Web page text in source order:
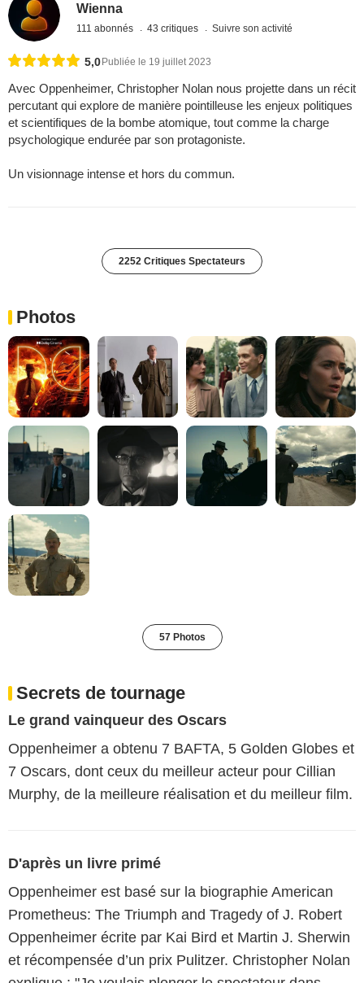
Wienna
111 abonnés 43 critiques Suivre son activité
5,0 Publiée le 19 juillet 2023
Avec Oppenheimer, Christopher Nolan nous projette dans un récit
percutant qui explore de manière pointilleuse les enjeux politiques
et scientifiques de la bombe atomique, tout comme la charge
psychologique endurée par son protagoniste.
Un visionnage intense et hors du commun.
2252 Critiques Spectateurs
Photos
57 Photos
Secrets de tournage
Le grand vainqueur des Oscars
Oppenheimer a obtenu 7 BAFTA, 5 Golden Globes et
7 Oscars, dont ceux du meilleur acteur pour Cillian
Murphy, de la meilleure réalisation et du meilleur film.
D'après un livre primé
Oppenheimer est basé sur la biographie American
Prometheus: The Triumph and Tragedy of J. Robert
Oppenheimer écrite par Kai Bird et Martin J. Sherwin
et récompensée d’un prix Pulitzer. Christopher Nolan